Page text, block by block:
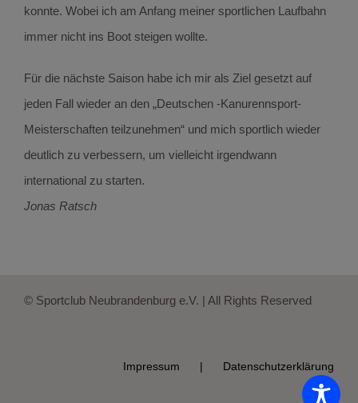
konnte. Wobei ich am Anfang meiner sportlichen Laufbahn
immer nicht ins Boot steigen wollte.
Für die nächste Saison habe ich mir als Ziel gesetzt auf
jeden Fall wieder an den „Deutschen -Kanurennsport-
Meisterschaften teilzunehmen“ und mich sportlich wieder
deutlich zu verbessern, um vielleicht irgendwann
international zu starten.
Jonas Ratsch
© Sportclub Neubrandenburg e.V. | All Rights Reserved
Impressum Datenschutzerklärung